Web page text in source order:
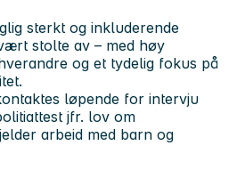
sterkt og inkluderende
stolte av – med høy
og et tydelig fokus på
løpende for intervju
jfr. lov om
arbeid med barn og